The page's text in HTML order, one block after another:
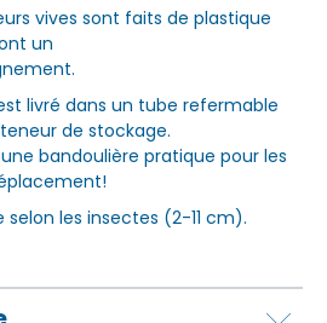
vives sont faits de plastique
un
livré dans un tube refermable
de stockage.
bandoulière pratique pour les
selon les insectes (2-11 cm).